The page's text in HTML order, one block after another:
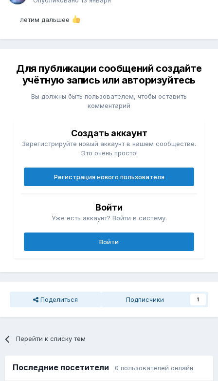
летим дальшее
Для публикации сообщений создайте
учётную запись или авторизуйтесь
Вы должны быть пользователем, чтобы оставить
комментарий
Создать аккаунт
Зарегистрируйте новый аккаунт в нашем сообществе.
Это очень просто!
Регистрация нового пользователя
Войти
Уже есть аккаунт? Войти в систему.
Войти
Поделиться Подписчики 1
Перейти к списку тем
Последние посетители 0 пользователей онлайн